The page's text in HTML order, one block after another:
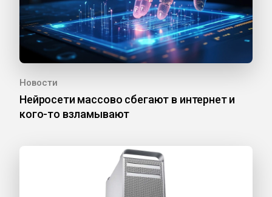
Новости
Нейросети массово сбегают в интернет и
кого-то взламывают